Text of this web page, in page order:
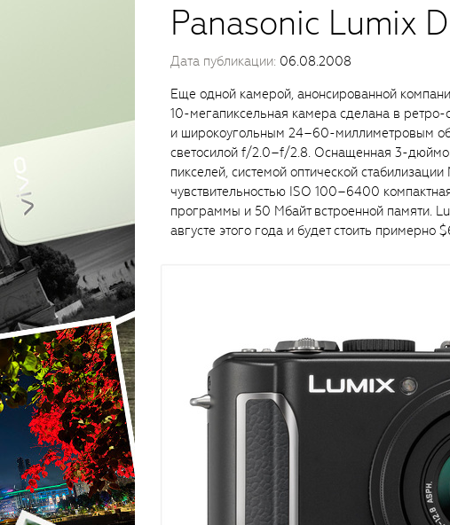
Panasonic Lumix
Дата публикации: 06.08.2008
Еще одной камерой, анонсированной
10-мегапиксельная камера сделана в
и широкоугольным 24–60-миллиметровым
светосилой f/2.0–f/2.8. Оснащенная 3-
пикселей, системой оптической
чувствительностью ISO 100–6400
программы и 50 Мбайт встроенной памяти.
августе этого года и будет стоить примерно